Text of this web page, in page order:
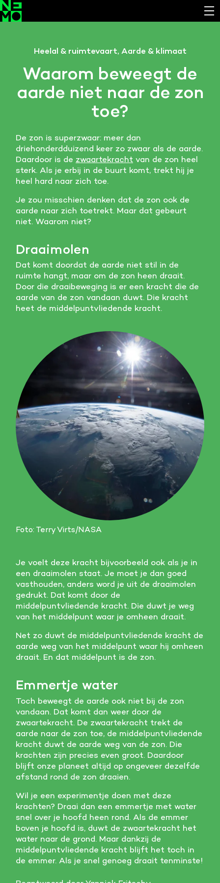
Heelal & ruimtevaart, Aarde & klimaat
Waarom beweegt de
aarde niet naar de zon
toe?
De zon is superzwaar: meer dan
driehonderdduizend keer zo zwaar als de aarde.
Daardoor is de zwaartekracht van de zon heel
sterk. Als je erbij in de buurt komt, trekt hij je
heel hard naar zich toe.
Je zou misschien denken dat de zon ook de
aarde naar zich toetrekt. Maar dat gebeurt
niet. Waarom niet?
Draaimolen
Dat komt doordat de aarde niet stil in de
ruimte hangt, maar om de zon heen draait.
Door die draaibeweging is er een kracht die de
aarde van de zon vandaan duwt. Die kracht
heet de middelpuntvliedende kracht.
Foto: Terry Virts/NASA
Je voelt deze kracht bijvoorbeeld ook als je in
een draaimolen staat. Je moet je dan goed
vasthouden, anders word je uit de draaimolen
gedrukt. Dat komt door de
middelpuntvliedende kracht. Die duwt je weg
van het middelpunt waar je omheen draait.
Net zo duwt de middelpuntvliedende kracht de
aarde weg van het middelpunt waar hij omheen
draait. En dat middelpunt is de zon.
Emmertje water
Toch beweegt de aarde ook niet bij de zon
vandaan. Dat komt dan weer door de
zwaartekracht. De zwaartekracht trekt de
aarde naar de zon toe, de middelpuntvliedende
kracht duwt de aarde weg van de zon. Die
krachten zijn precies even groot. Daardoor
blijft onze planeet altijd op ongeveer dezelfde
afstand rond de zon draaien.
Wil je een experimentje doen met deze
krachten? Draai dan een emmertje met water
snel over je hoofd heen rond. Als de emmer
boven je hoofd is, duwt de zwaartekracht het
water naar de grond. Maar dankzij de
middelpuntvliedende kracht blijft het toch in
de emmer. Als je snel genoeg draait tenminste!
Cookies van derde partijen
Noodzakelijk om content van externe bronnen te
bekijken.
Analyseert het websitegebruik en helpt de website
verbeteren.
Marketing cookies
Verzamelt informatie over de klantreis.
Deze website maakt gebruik van cookies. Pas hier
je voorkeuren aan.
Alle cookies accepteren
Voorkeuren opslaan